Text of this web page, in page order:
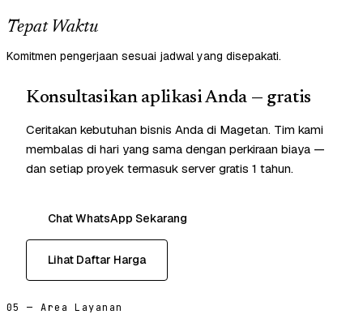
Tepat Waktu
Komitmen pengerjaan sesuai jadwal yang disepakati.
Konsultasikan aplikasi Anda — gratis
Ceritakan kebutuhan bisnis Anda di Magetan. Tim kami
membalas di hari yang sama dengan perkiraan biaya —
dan setiap proyek termasuk server gratis 1 tahun.
Chat WhatsApp Sekarang
Lihat Daftar Harga
05 — Area Layanan